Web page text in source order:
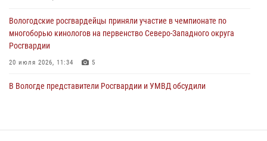
Вологодские росгвардейцы приняли участие в чемпионате по
многоборью кинологов на первенство Северо-Западного округа
Росгвардии
20 июля 2026, 11:34 5
В Вологде представители Росгвардии и УМВД обсудили